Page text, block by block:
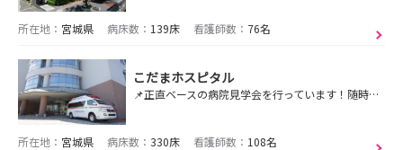
所在地： 宮城県 病床数： 139床 看護師数： 76名
こだまホスピタル
📌正直ベースの病院見学会を行っています！随時申し込みを受付中です🌸キーワードはヒトtoココロの伴走者🤝TVCMも放送中です📺
所在地： 宮城県 病床数： 330床 看護師数： 108名